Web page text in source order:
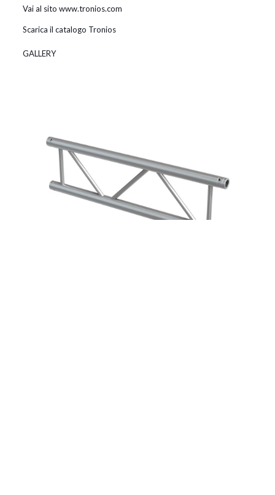
Vai al sito www.tronios.com
Scarica il catalogo Tronios
GALLERY